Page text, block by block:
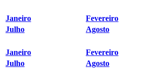
Janeiro Fevereiro
Julho
Agosto
Janeiro Fevereiro
Julho
Agosto